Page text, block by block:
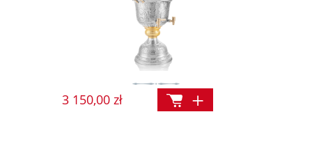
3 150,00 zł